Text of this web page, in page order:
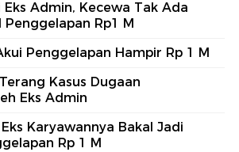
Eks Admin, Kecewa Tak Ada
Rp1 M
Penggelapan Hampir Rp 1 M
Kasus Dugaan
Eks Admin
Karyawannya Bakal Jadi
Rp 1 M